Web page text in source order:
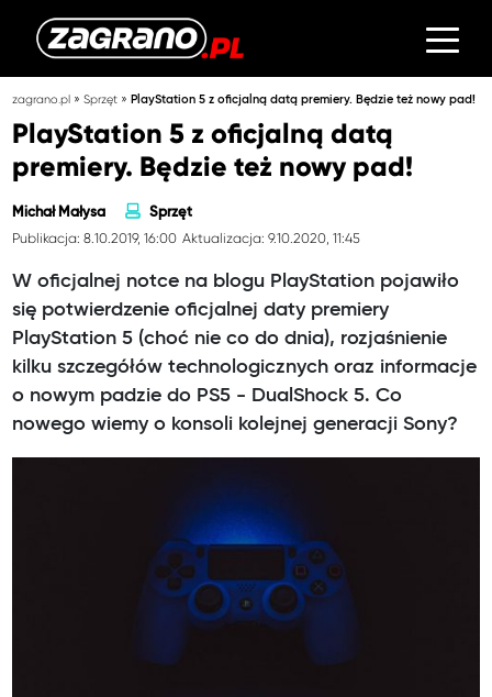
zagrano.pl »Sprzęt »PlayStation 5 z oficjalną datą premiery. Będzie też nowy pad!
PlayStation 5 z oficjalną datą
premiery. Będzie też nowy pad!
Michał Małysa Sprzęt
Publikacja: 8.10.2019, 16:00 Aktualizacja: 9.10.2020, 11:45
W oficjalnej notce na blogu PlayStation pojawiło
się potwierdzenie oficjalnej daty premiery
PlayStation 5 (choć nie co do dnia), rozjaśnienie
kilku szczegółów technologicznych oraz informacje
o nowym padzie do PS5 - DualShock 5. Co
nowego wiemy o konsoli kolejnej generacji Sony?